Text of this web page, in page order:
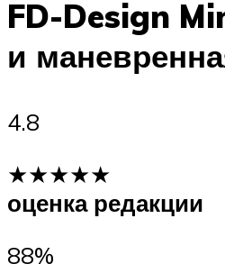
FD-Design
и
4.8
★★★★★
оценка редакции
88%